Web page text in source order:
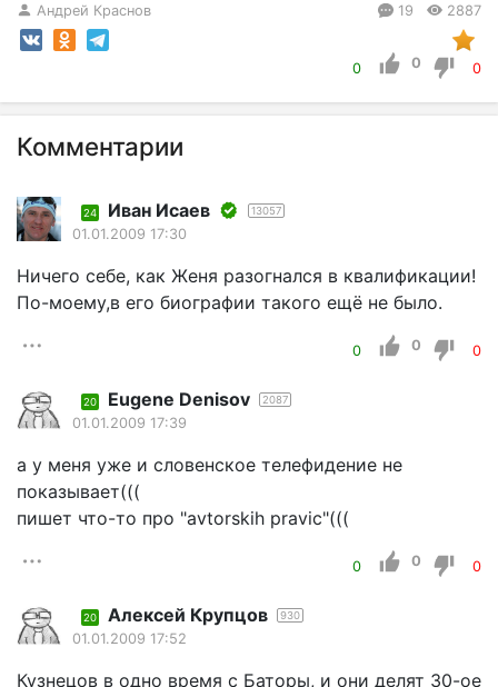
Андрей Краснов 19 2887
0 0 0
Комментарии
24 Иван Исаев 13057
01.01.2009 17:30
Ничего себе, как Женя разогнался в квалификации!
По-моему,в его биографии такого ещё не было.
0 0 0
20 Eugene Denisov 2087
01.01.2009 17:39
а у меня уже и словенское телефидение не
показывает(((
пишет что-то про "avtorskih pravic"(((
0 0 0
20 Алексей Крупцов 930
01.01.2009 17:52
Кузнецов в одно время с Баторы, и они делят 30-ое